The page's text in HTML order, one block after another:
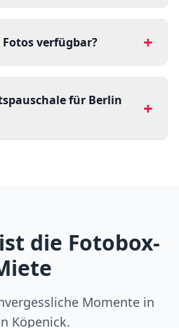
verfügbar? +
für Berlin
+
die Fotobox-
Momente in
Köpenick.